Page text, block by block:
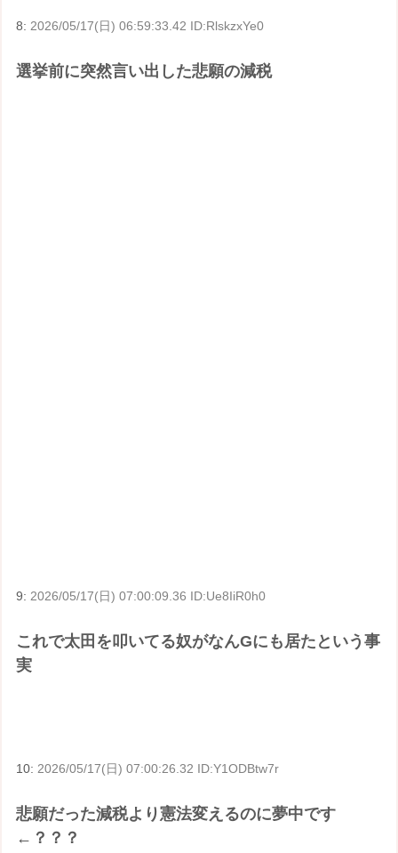
8: 2026/05/17(日) 06:59:33.42 ID:RlskzxYe0
選挙前に突然言い出した悲願の減税
9: 2026/05/17(日) 07:00:09.36 ID:Ue8IiR0h0
これで太田を叩いてる奴がなんGにも居たという事
実
10: 2026/05/17(日) 07:00:26.32 ID:Y1ODBtw7r
悲願だった減税より憲法変えるのに夢中です
←？？？